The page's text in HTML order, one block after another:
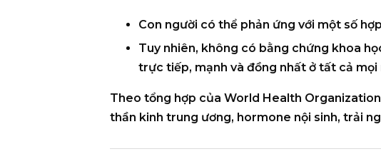
Con người có thể phản ứng với một số
Tuy nhiên, không có bằng chứng khoa
trực tiếp, mạnh và đồng nhất ở tất cả mọi
Theo tổng hợp của World Health Organization
thần kinh trung ương, hormone nội sinh, trải